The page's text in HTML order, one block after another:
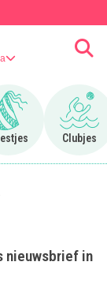
Ga naar Feestjes
Clubjes
Ga
nieuwsbrief in